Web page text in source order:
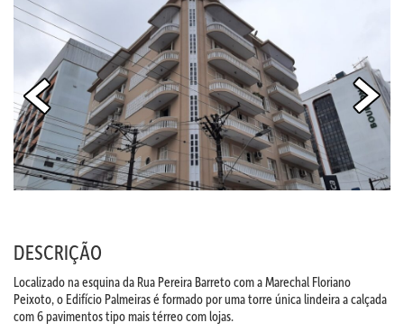
DESCRIÇÃO
Localizado na esquina da Rua Pereira Barreto com a Marechal Floriano
Peixoto, o Edifício Palmeiras é formado por uma torre única lindeira a calçada
com 6 pavimentos tipo mais térreo com lojas.